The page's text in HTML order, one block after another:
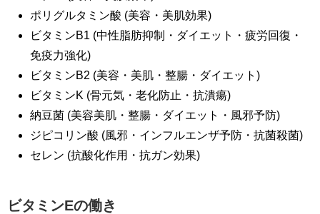
ポリグルタミン酸 (美容・美肌効果)
ビタミンB1 (中性脂肪抑制・ダイエット・疲労回復・
免疫力強化)
ビタミンB2 (美容・美肌・整腸・ダイエット)
ビタミンK (骨元気・老化防止・抗潰瘍)
納豆菌 (美容美肌・整腸・ダイエット・風邪予防)
ジピコリン酸 (風邪・インフルエンザ予防・抗菌殺菌)
セレン (抗酸化作用・抗ガン効果)
ビタミンEの働き